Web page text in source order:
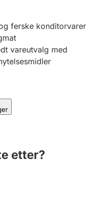
ferske konditorvarer
vareutvalg med
etter?